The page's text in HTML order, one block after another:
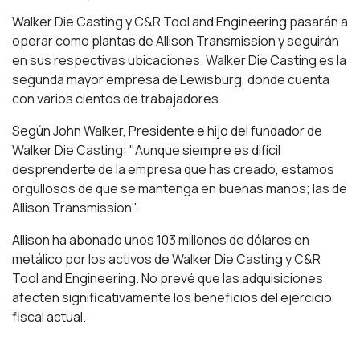
Walker Die Casting y C&R Tool and Engineering pasarán a
operar como plantas de Allison Transmission y seguirán
en sus respectivas ubicaciones. Walker Die Casting es la
segunda mayor empresa de Lewisburg, donde cuenta
con varios cientos de trabajadores.
Según John Walker, Presidente e hijo del fundador de
Walker Die Casting: "Aunque siempre es difícil
desprenderte de la empresa que has creado, estamos
orgullosos de que se mantenga en buenas manos; las de
Allison Transmission".
Allison ha abonado unos 103 millones de dólares en
metálico por los activos de Walker Die Casting y C&R
Tool and Engineering. No prevé que las adquisiciones
afecten significativamente los beneficios del ejercicio
fiscal actual.